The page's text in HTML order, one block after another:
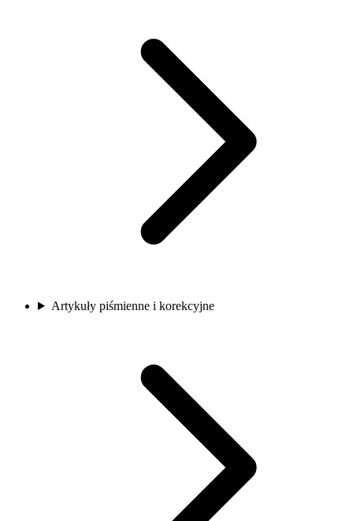
Artykuły piśmienne i korekcyjne